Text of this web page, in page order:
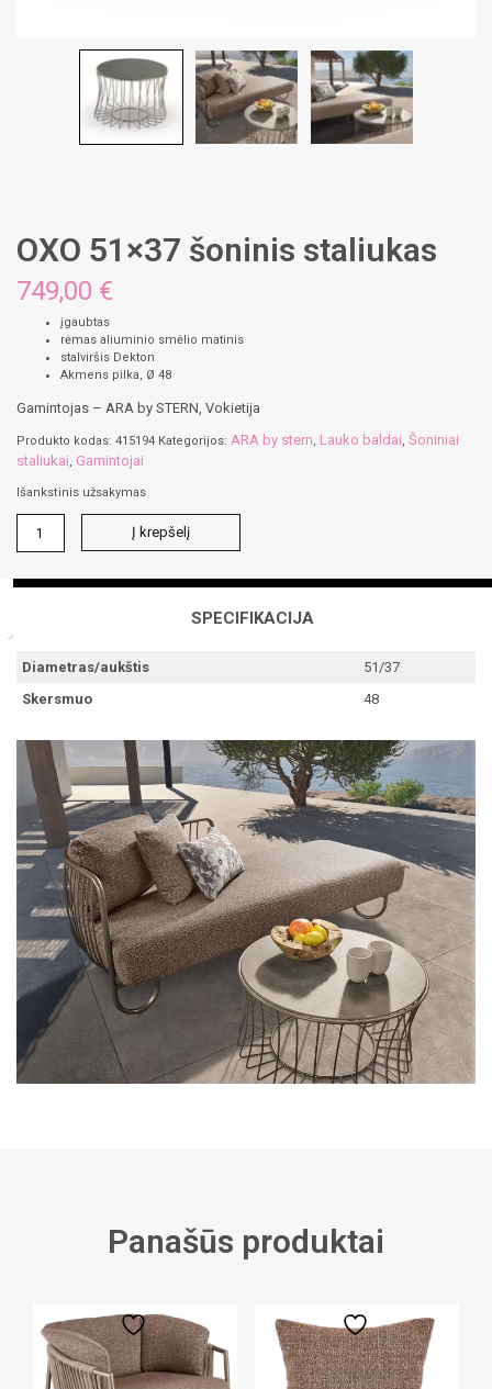
OXO 51×37 šoninis staliukas
749,00 €
įgaubtas
rėmas aliuminio smėlio matinis
stalviršis Dekton
Akmens pilka, Ø 48
Gamintojas – ARA by STERN, Vokietija
Produkto kodas: 415194 Kategorijos: ARA by stern, Lauko baldai, Šoniniai
staliukai, Gamintojai
Išankstinis užsakymas
kiekis:
51x37
Į krepšelį
SPECIFIKACIJA
Diametras/aukštis
51/37
Skersmuo
48
Panašūs produktai